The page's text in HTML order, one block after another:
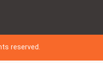
reserved.